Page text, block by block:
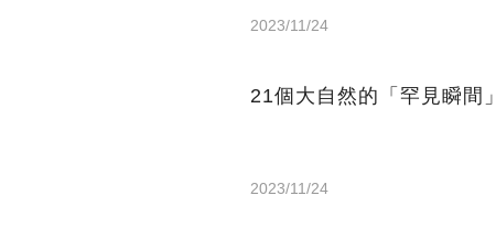
2023/11/24
21個大自然的「罕見瞬間
2023/11/24